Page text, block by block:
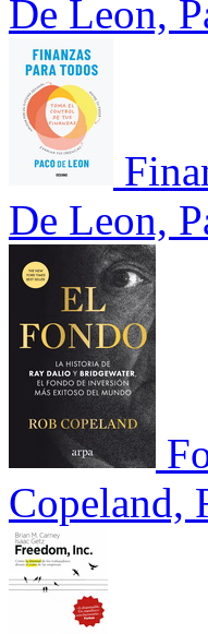
De Leon,
De Leon,
Copeland,